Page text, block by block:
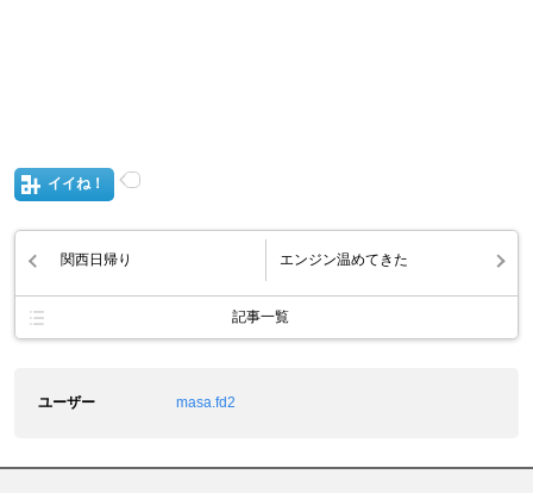
イイね！
関西日帰り エンジン温めてきた
記事一覧
ユーザー masa.fd2